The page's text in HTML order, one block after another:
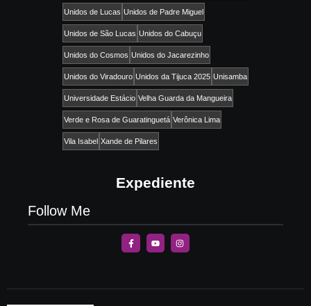
Unidos de Lucas Unidos de Padre Miguel
Unidos de São Lucas Unidos do Cabuçu
Unidos do Cosmos Unidos do Jacarezinho
Unidos do Viradouro Unidos da Tijuca 2025 Unisamba
Universidade Estácio Velha Guarda da Mangueira
Verde e Rosa de Guaratinguetá Verônica Lima
Vila Isabel Xande de Pilares
Expediente
Follow Me